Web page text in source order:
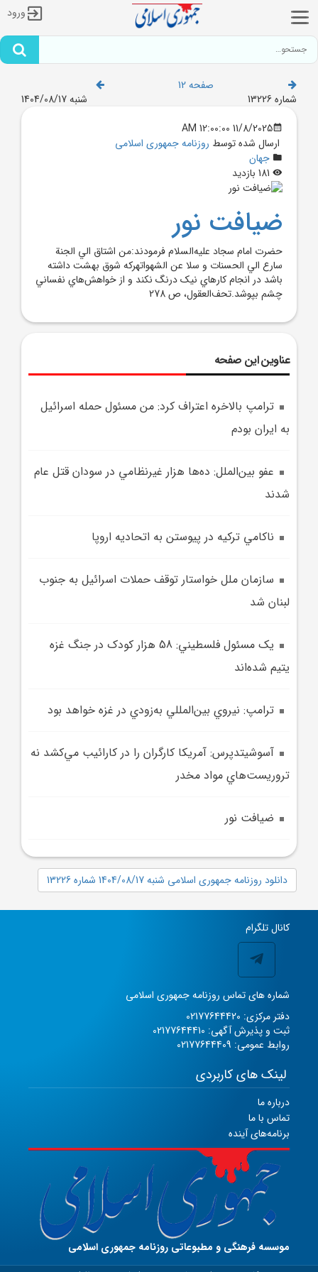
ورود
صفحه 12
شماره 13226
شنبه 1404/08/17
11/8/2025 12:00:00 AM
ارسال شده توسط روزنامه جمهوری اسلامی
جهان
ضيافت نور
حضرت امام سجاد عليه‌السلام فرمودند:من اشتاق الي ‌الجنة
سارع الي الحسنات و سلا عن الشهواتهرکه شوق بهشت داشته
باشد در انجام کارهاي نيک درنگ نکند و از خواهش‌هاي نفساني
چشم بپوشد.تحف‌العقول، ص 278
عناوین این صفحه
ترامپ بالاخره اعتراف کرد: من مسئول حمله اسرائيل
به ايران بودم
عفو بين‌الملل: ده‌ها هزار غيرنظامي در سودان قتل عام
شدند
ناکامي ترکيه در پيوستن به اتحاديه اروپا
سازمان ملل خواستار توقف حملات اسرائيل به جنوب
لبنان شد
يک مسئول فلسطيني: 58 هزار کودک در جنگ غزه
يتيم شده‌اند
ترامپ: نيروي بين‌المللي به‌زودي در غزه خواهد بود
آسوشيتدپرس: آمريکا کارگران را در کارائيب مي‌کشد نه
تروريست‌هاي مواد مخدر
ضيافت نور
دانلود روزنامه جمهوری اسلامی شنبه 1404/08/17 شماره 13226
کانال تلگرام
شماره های تماس روزنامه جمهوری اسلامی
دفتر مرکزی: 02177644420
ثبت و پذیرش آگهی: 02177644410
روابط عمومی: 02177644409
لینک های کاربردی
درباره ما
تماس با ما
برنامه‌های آینده
موسسه فرهنگی و مطبوعاتی روزنامه جمهوری اسلامی